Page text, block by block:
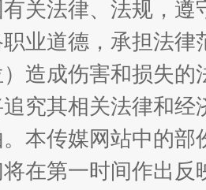
全局
今
关法律、法规，
业道德，承担法
造成伤害和损失
究其相关法律和
本传媒网站中的
在第一时间作出